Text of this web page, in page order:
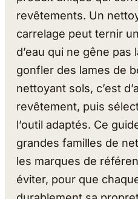
revêtements. Un
carrelage peut ternir
d’eau qui ne gêne
gonfler des lames de
nettoyant sols, c’est
revêtement, puis
l’outil adaptés. Ce
grandes familles de
les marques de
éviter, pour que